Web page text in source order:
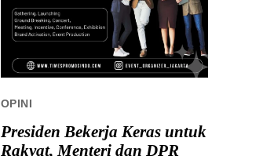
OPINI
Presiden Bekerja Keras untuk
Rakyat, Menteri dan DPR